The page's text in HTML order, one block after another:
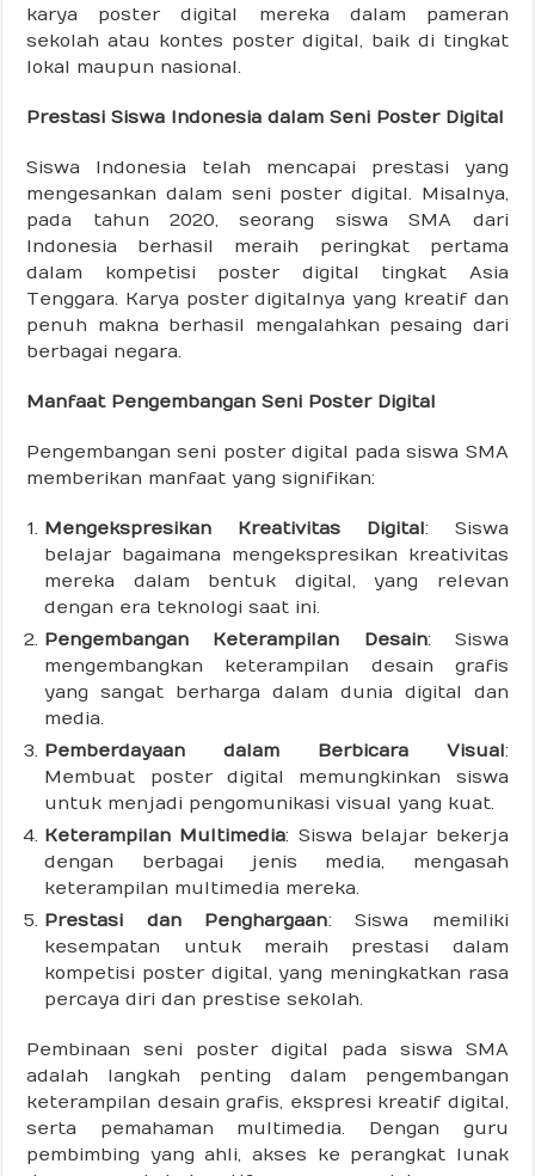
karya poster digital mereka dalam pameran
sekolah atau kontes poster digital, baik di tingkat
lokal maupun nasional.
Prestasi Siswa Indonesia dalam Seni Poster Digital
Siswa Indonesia telah mencapai prestasi yang
mengesankan dalam seni poster digital. Misalnya,
pada tahun 2020, seorang siswa SMA dari
Indonesia berhasil meraih peringkat pertama
dalam kompetisi poster digital tingkat Asia
Tenggara. Karya poster digitalnya yang kreatif dan
penuh makna berhasil mengalahkan pesaing dari
berbagai negara.
Manfaat Pengembangan Seni Poster Digital
Pengembangan seni poster digital pada siswa SMA
memberikan manfaat yang signifikan:
Mengekspresikan Kreativitas Digital: Siswa
belajar bagaimana mengekspresikan kreativitas
mereka dalam bentuk digital, yang relevan
dengan era teknologi saat ini.
Pengembangan Keterampilan Desain: Siswa
mengembangkan keterampilan desain grafis
yang sangat berharga dalam dunia digital dan
media.
Pemberdayaan dalam Berbicara Visual:
Membuat poster digital memungkinkan siswa
untuk menjadi pengomunikasi visual yang kuat.
Keterampilan Multimedia: Siswa belajar bekerja
dengan berbagai jenis media, mengasah
keterampilan multimedia mereka.
Prestasi dan Penghargaan: Siswa memiliki
kesempatan untuk meraih prestasi dalam
kompetisi poster digital, yang meningkatkan rasa
percaya diri dan prestise sekolah.
Pembinaan seni poster digital pada siswa SMA
adalah langkah penting dalam pengembangan
keterampilan desain grafis, ekspresi kreatif digital,
serta pemahaman multimedia. Dengan guru
pembimbing yang ahli, akses ke perangkat lunak